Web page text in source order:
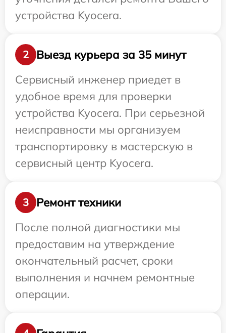
устройства Kyocera.
2
Выезд курьера за 35 минут
Сервисный инженер приедет в
удобное время для проверки
устройства Kyocera. При серьезной
неисправности мы организуем
транспортировку в мастерскую в
сервисный центр Kyocera.
3
Ремонт техники
После полной диагностики мы
предоставим на утверждение
окончательный расчет, сроки
выполнения и начнем ремонтные
операции.